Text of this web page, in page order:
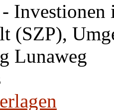
(SZP),
Lunaweg